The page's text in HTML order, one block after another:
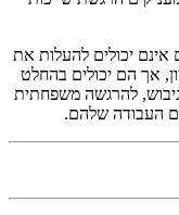
אינם יכולים להעלות את
אך הם יכולים בהחלט
גיבוש, להרגשה משפחתית
העבודה שלהם.